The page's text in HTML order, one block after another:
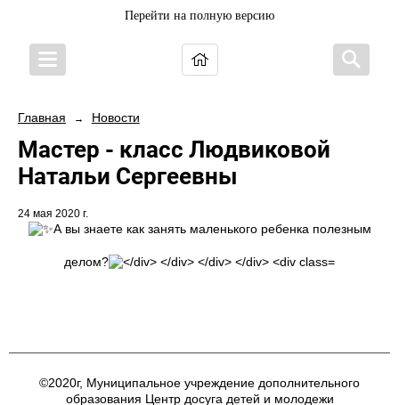
Перейти на полную версию
Главная → Новости
Мастер - класс Людвиковой
Натальи Сергеевны
24 мая 2020 г.
А вы знаете как занять маленького ребенка полезным
делом?
©2020г, Муниципальное учреждение дополнительного
образования Центр досуга детей и молодежи